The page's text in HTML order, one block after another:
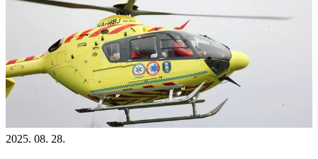
2025. 08. 28.